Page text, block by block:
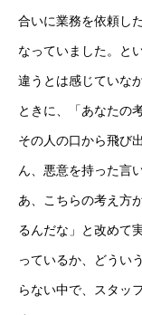
合いに業務を依頼し
なっていました。と
違うとは感じていな
ときに、「あなたの
その人の口から飛び
ん、悪意を持った言
あ、こちらの考え方
るんだな」と改めて
っているか、どうい
らない中で、スタッ